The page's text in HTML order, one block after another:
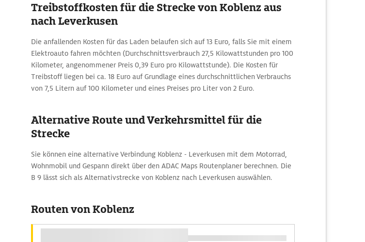
Treibstoffkosten für die Strecke von Koblenz aus
nach Leverkusen
Die anfallenden Kosten für das Laden belaufen sich auf 13 Euro, falls Sie mit einem
Elektroauto fahren möchten (Durchschnittsverbrauch 27,5 Kilowattstunden pro 100
Kilometer, angenommener Preis 0,39 Euro pro Kilowattstunde). Die Kosten für
Treibstoff liegen bei ca. 18 Euro auf Grundlage eines durchschnittlichen Verbrauchs
von 7,5 Litern auf 100 Kilometer und eines Preises pro Liter von 2 Euro.
Alternative Route und Verkehrsmittel für die
Strecke
Sie können eine alternative Verbindung Koblenz - Leverkusen mit dem Motorrad,
Wohnmobil und Gespann direkt über den ADAC Maps Routenplaner berechnen. Die
B 9 lässt sich als Alternativstrecke von Koblenz nach Leverkusen auswählen.
Routen von Koblenz